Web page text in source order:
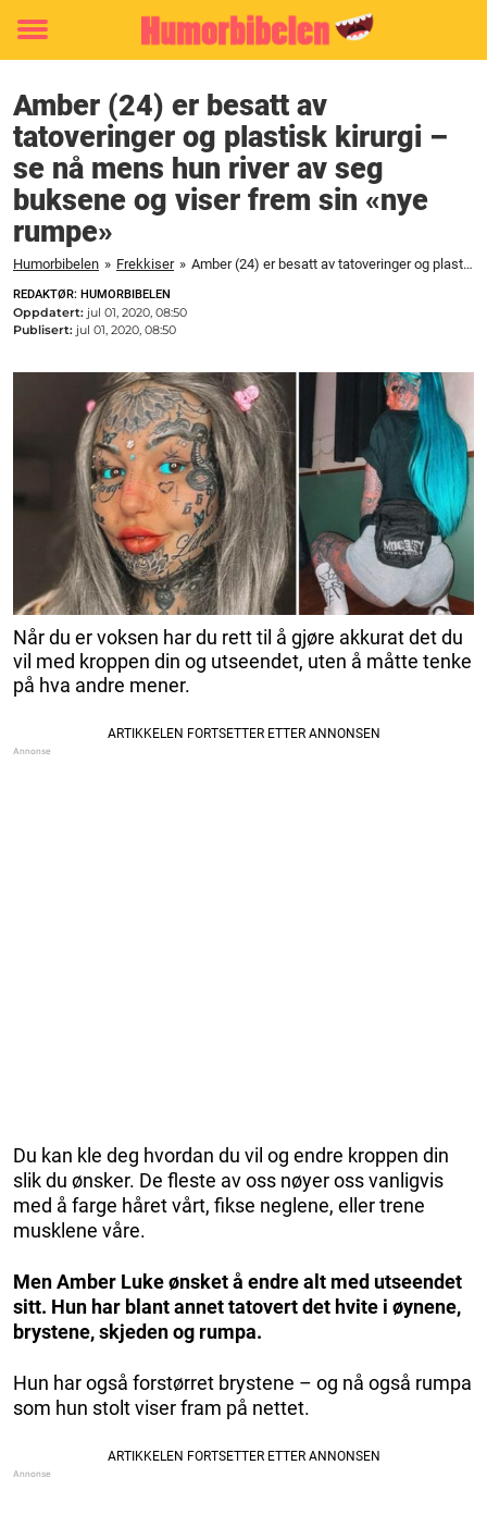
Toggle
Amber (24) er besatt av
tatoveringer og plastisk kirurgi –
se nå mens hun river av seg
buksene og viser frem sin «nye
rumpe»
Humorbibelen » Frekkiser » Amber (24) er besatt av tatoveringer og plastisk kirurgi - se nå mens hun river av seg buksene og viser frem sin "nye rumpe"
REDAKTØR: HUMORBIBELEN
Oppdatert: jul 01, 2020, 08:50
Publisert: jul 01, 2020, 08:50
Når du er voksen har du rett til å gjøre akkurat det du
vil med kroppen din og utseendet, uten å måtte tenke
på hva andre mener.
Du kan kle deg hvordan du vil og endre kroppen din
slik du ønsker. De fleste av oss nøyer oss vanligvis
med å farge håret vårt, fikse neglene, eller trene
musklene våre.
Men Amber Luke ønsket å endre alt med utseendet
sitt. Hun har blant annet tatovert det hvite i øynene,
brystene, skjeden og rumpa.
Hun har også forstørret brystene – og nå også rumpa
som hun stolt viser fram på nettet.